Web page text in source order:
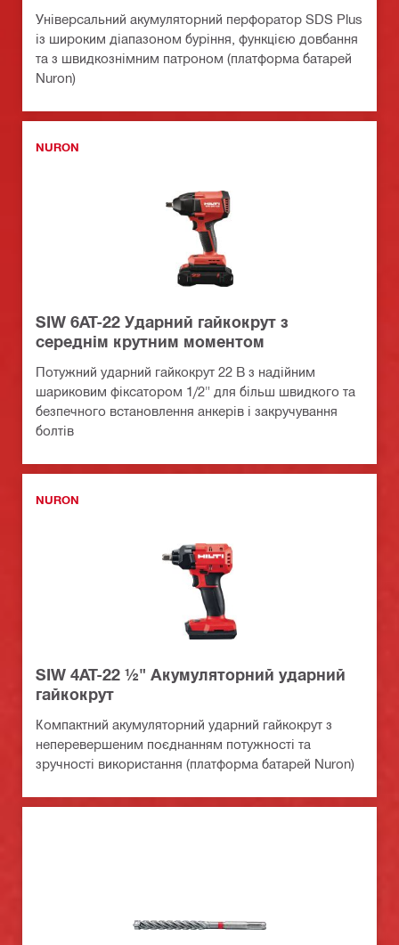
Універсальний акумуляторний перфоратор SDS Plus
із широким діапазоном буріння, функцією довбання
та з швидкознімним патроном (платформа батарей
Nuron)
NURON
SIW 6AT-22 Ударний гайкокрут з
середнім крутним моментом
Потужний ударний гайкокрут 22 В з надійним
шариковим фіксатором 1/2" для більш швидкого та
безпечного встановлення анкерів і закручування
болтів
NURON
SIW 4AT-22 ½" Акумуляторний ударний
гайкокрут
Компактний акумуляторний ударний гайкокрут з
неперевершеним поєднанням потужності та
зручності використання (платформа батарей Nuron)